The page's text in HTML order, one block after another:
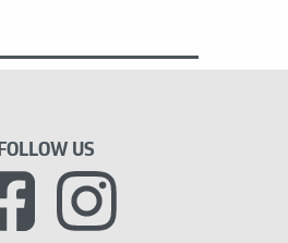
FOLLOW US